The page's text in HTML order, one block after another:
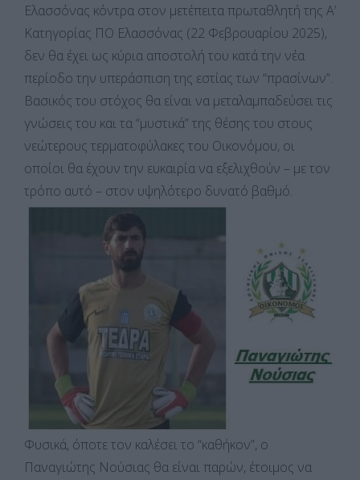
Ελασσόνας κόντρα στον μετέπειτα πρωταθλητή της Α’
Κατηγορίας ΠΟ Ελασσόνας (22 Φεβρουαρίου 2025),
δεν θα έχει ως κύρια αποστολή του κατά την νέα
περίοδο την υπεράσπιση της εστίας των “πρασίνων”.
Βασικός του στόχος θα είναι να μεταλαμπαδεύσει τις
γνώσεις του και τα “μυστικά” της θέσης του στους
νεώτερους τερματοφύλακες του Οικονόμου, οι
οποίοι θα έχουν την ευκαιρία να εξελιχθούν – με τον
τρόπο αυτό – στον υψηλότερο δυνατό βαθμό.
Φυσικά, όποτε τον καλέσει το “καθήκον”, ο
Παναγιώτης Νούσιας θα είναι παρών, έτοιμος να